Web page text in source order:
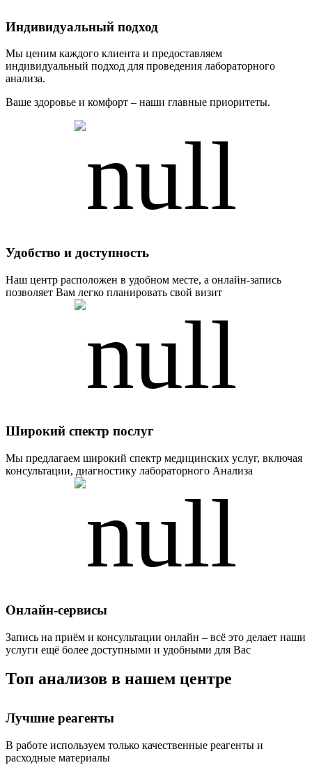
Индивидуальный подход
Мы ценим каждого клиента и предоставляем
индивидуальный подход для проведения лабораторного
анализа.
Ваше здоровье и комфорт – наши главные приоритеты.
Удобство и доступность
Наш центр расположен в удобном месте, а онлайн-запись
позволяет Вам легко планировать свой визит
Широкий спектр послуг
Мы предлагаем широкий спектр медицинских услуг, включая
консультации, диагностику лабораторного Анализа
Онлайн-сервисы
Запись на приём и консультации онлайн – всё это делает наши
услуги ещё более доступными и удобными для Вас
Топ анализов в нашем центре
Лучшие реагенты
В работе используем только качественные реагенты и
расходные материалы